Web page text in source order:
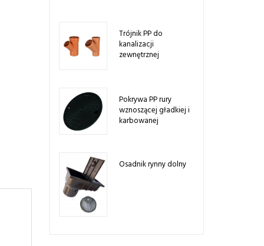
Trójnik PP do
kanalizacji
zewnętrznej
Pokrywa PP rury
wznoszącej gładkiej i
karbowanej
Osadnik rynny dolny